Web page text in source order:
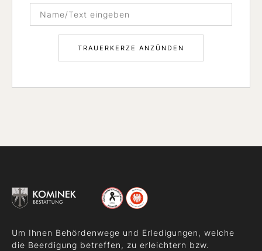
Um Ihnen Behördenwege und Erledigungen, welche
die Beerdigung betreffen, zu erleichtern bzw.